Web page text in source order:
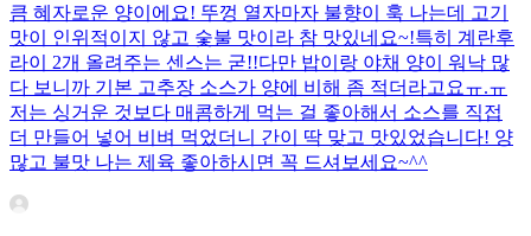
큼 혜자로운 양이에요! 뚜껑 열자마자 불향이 훅 나는데 고기
맛이 인위적이지 않고 숯불 맛이라 참 맛있네요~!특히 계란후
라이 2개 올려주는 센스는 굳!! ​다만 밥이랑 야채 양이 워낙 많
다 보니까 기본 고추장 소스가 양에 비해 좀 적더라고요ㅠ.ㅠ
저는 싱거운 것보다 매콤하게 먹는 걸 좋아해서 소스를 직접
더 만들어 넣어 비벼 먹었더니 간이 딱 맞고 맛있었습니다! 양
많고 불맛 나는 제육 좋아하시면 꼭 드셔보세요~^^